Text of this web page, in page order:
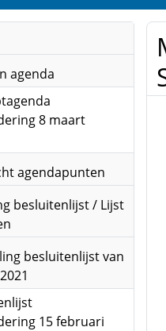
agenda
8 maart
agendapunten
besluitenlijst / Lijst
besluitenlijst van
15 februari